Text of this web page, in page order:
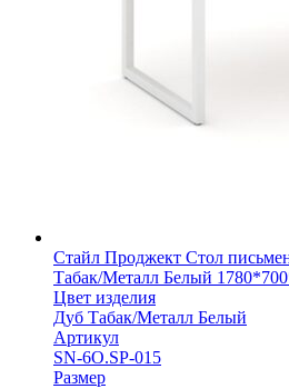
Стайл Проджект Стол
Табак/Металл Белый
Цвет изделия
Дуб Табак/Металл Белый
Артикул
SN-6O.SP-015
Размер